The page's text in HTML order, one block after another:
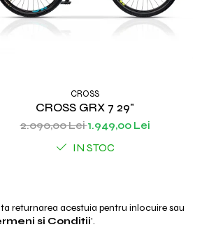
CROSS
CROSS GRX 7 29"
2.090,00 Lei1.949,00 Lei
IN STOC
returnarea acestuia pentru inlocuire sau
si Conditii'.